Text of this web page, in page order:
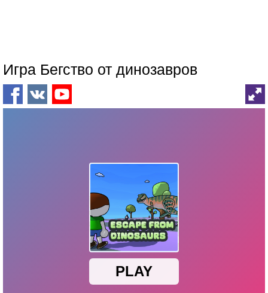
Игра Бегство от динозавров